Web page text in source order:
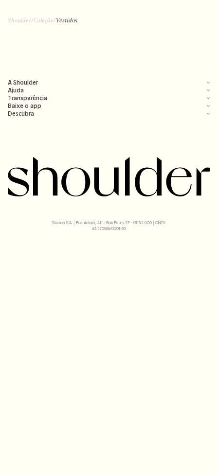
Shoulder/Coleção/Vestidos
A Shoulder
Ajuda
Transparência
Baixe o app
Descubra
Shoulder S.A. | Rua Anhaia, 411 - Bom Retiro, SP - 01130-000 | CNPJ:
43.470566/0001-90